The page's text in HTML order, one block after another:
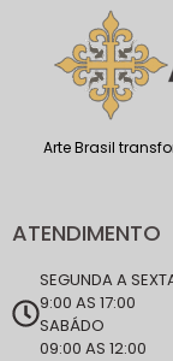
Arte Brasil
ATENDIMENTO
SEGUNDA A
9:00 AS 17:00
SABÁDO
09:00 AS 12:00